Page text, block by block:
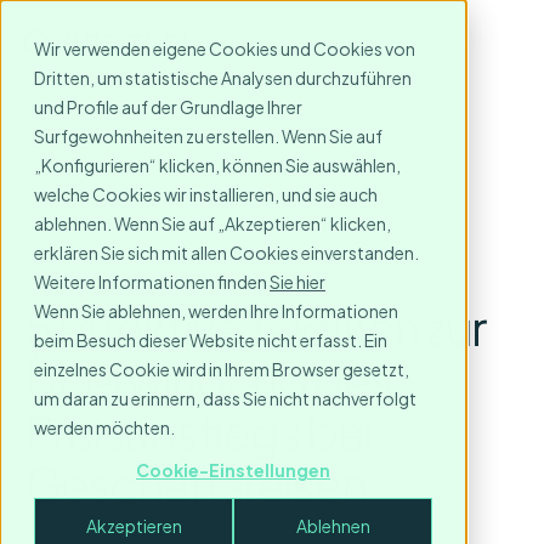
Wir verwenden eigene Cookies und Cookies von
Dritten, um statistische Analysen durchzuführen
und Profile auf der Grundlage Ihrer
Surfgewohnheiten zu erstellen. Wenn Sie auf
„Konfigurieren“ klicken, können Sie auswählen,
welche Cookies wir installieren, und sie auch
ablehnen. Wenn Sie auf „Akzeptieren“ klicken,
erklären Sie sich mit allen Cookies einverstanden.
Weitere Informationen findenSie hier
Wenn Sie ablehnen, werden Ihre Informationen
beim Besuch dieser Website nicht erfasst. Ein
einzelnes Cookie wird in Ihrem Browser gesetzt,
um daran zu erinnern, dass Sie nicht nachverfolgt
werden möchten.
Cookie-Einstellungen
Akzeptieren Ablehnen
5 effektive Taktiken zur
Überwindung des
Preisanstiegs bei
Geschäftsreisen
May 16, 2023